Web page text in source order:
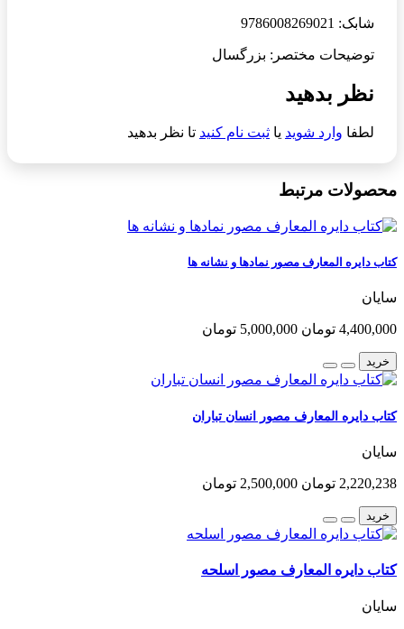
شابک: 9786008269021
توضیحات مختصر: بزرگسال
نظر بدهید
لطفا وارد شوید یا ثبت نام کنید تا نظر بدهید
محصولات مرتبط
کتاب دایره المعارف مصور نمادها و نشانه ها
سایان
4,400,000 تومان 5,000,000 تومان
خرید
کتاب دایره المعارف مصور انسان تباران
سایان
2,220,238 تومان 2,500,000 تومان
خرید
کتاب دایره المعارف مصور اسلحه
سایان